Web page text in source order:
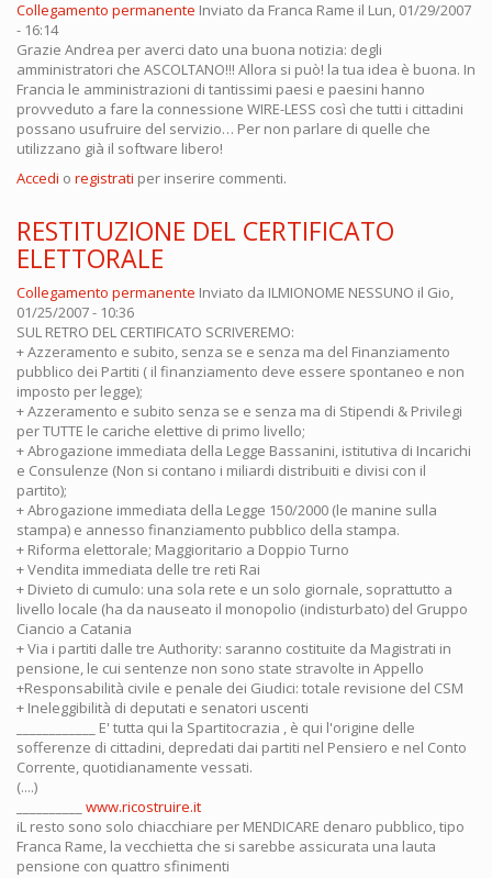
Collegamento permanente Inviato da Franca Rame il Lun, 01/29/2007
- 16:14
Grazie Andrea per averci dato una buona notizia: degli
amministratori che ASCOLTANO!!! Allora si può! la tua idea è buona. In
Francia le amministrazioni di tantissimi paesi e paesini hanno
provveduto a fare la connessione WIRE-LESS così che tutti i cittadini
possano usufruire del servizio… Per non parlare di quelle che
utilizzano già il software libero!
Accedi o registrati per inserire commenti.
RESTITUZIONE DEL CERTIFICATO
ELETTORALE
Collegamento permanente Inviato da ILMIONOME NESSUNO il Gio,
01/25/2007 - 10:36
SUL RETRO DEL CERTIFICATO SCRIVEREMO:
+ Azzeramento e subito, senza se e senza ma del Finanziamento
pubblico dei Partiti ( il finanziamento deve essere spontaneo e non
imposto per legge);
+ Azzeramento e subito senza se e senza ma di Stipendi & Privilegi
per TUTTE le cariche elettive di primo livello;
+ Abrogazione immediata della Legge Bassanini, istitutiva di Incarichi
e Consulenze (Non si contano i miliardi distribuiti e divisi con il
partito);
+ Abrogazione immediata della Legge 150/2000 (le manine sulla
stampa) e annesso finanziamento pubblico della stampa.
+ Riforma elettorale; Maggioritario a Doppio Turno
+ Vendita immediata delle tre reti Rai
+ Divieto di cumulo: una sola rete e un solo giornale, soprattutto a
livello locale (ha da nauseato il monopolio (indisturbato) del Gruppo
Ciancio a Catania
+ Via i partiti dalle tre Authority: saranno costituite da Magistrati in
pensione, le cui sentenze non sono state stravolte in Appello
+Responsabilità civile e penale dei Giudici: totale revisione del CSM
+ Ineleggibilità di deputati e senatori uscenti
____________ E' tutta qui la Spartitocrazia , è qui l'origine delle
sofferenze di cittadini, depredati dai partiti nel Pensiero e nel Conto
Corrente, quotidianamente vessati.
(....)
www.ricostruire.it
iL resto sono solo chiacchiare per MENDICARE denaro pubblico, tipo
Franca Rame, la vecchietta che si sarebbe assicurata una lauta
pensione con quattro sfinimenti